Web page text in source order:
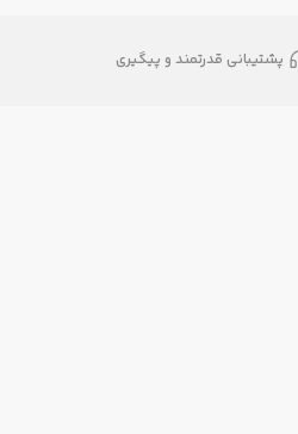
پشتیبانی قدرتمند و پیگیری